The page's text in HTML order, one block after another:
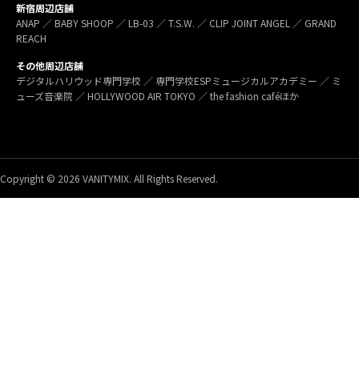
新宿周辺店舗
ANAP ／ BABY SHOOP ／ LB-03 ／ T.S.W. ／ CLIP JOINT ANGEL ／ GRAND
REACH
その他周辺店舗
デジタルハリウッド専門学校 ／ 専門学校ESPミュージカルアカデミー ／ ミ
ューズ音楽院 ／ HOLLYWOOD AIR TOKYO ／ the fashion caféほか
Copyright © 2026 VANITYMIX. All Rights Reserved.